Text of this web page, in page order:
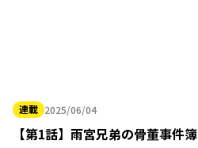
連載 2025/06/04
2025年06月04日
【第1話】 雨宮兄弟の骨董事件簿